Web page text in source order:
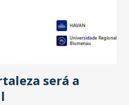
Já o percentual de
ficou em 19%, pouco abaixo
Outros 1% não existiam em
o faturamento também
44% dos n...
será a